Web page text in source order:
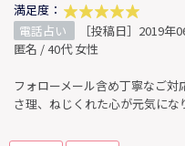
満足度：
電話占い
［投稿日］2019年
匿名 / 40代 女性
フォローメール含め丁寧なご
さ理、ねじくれた心が元気にな